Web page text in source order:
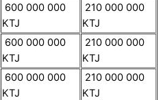
600 000 000
KTJ
210 000 000
KTJ
600 000 000
KTJ
210 000 000
KTJ
600 000 000
KTJ
210 000 000
KTJ